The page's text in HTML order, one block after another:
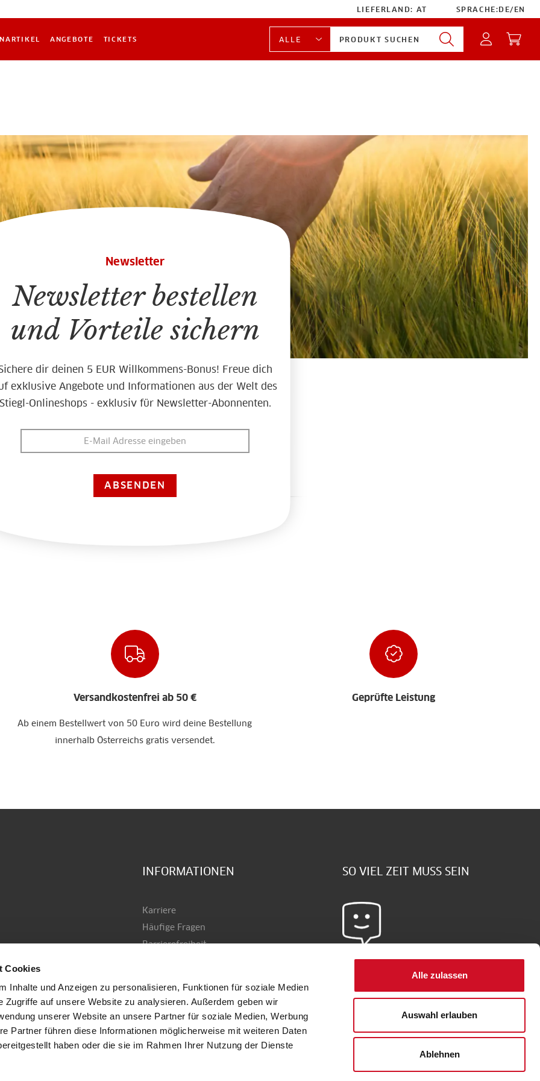
Cookies
Inhalte und Anzeigen zu personalisieren, Funktionen für soziale Medien
Zugriffe auf unsere Website zu analysieren. Außerdem geben wir
unserer Website an unsere Partner für soziale Medien, Werbung
Partner führen diese Informationen möglicherweise mit weiteren Daten
haben oder die sie im Rahmen Ihrer Nutzung der Dienste
Alle zulassen
Auswahl erlauben
Ablehnen
LIEFERLAND: AT SPRACHE:DE/EN
ANGEBOTE TICKETS
Newsletter
Newsletter bestellen
und Vorteile sichern
dir deinen 5 EUR Willkommens-Bonus! Freue dich
exklusive Angebote und Informationen aus der Welt des
Onlineshops - exklusiv für Newsletter-Abonnenten.
Versandkostenfrei ab 50 €
Ab einem Bestellwert von 50 Euro wird deine Bestellung
innerhalb Österreichs gratis versendet.
Geprüfte Leistung
INFORMATIONEN
Karriere
Häufige Fragen
Barrierefreiheit
Versand & Zahlung
Impressum
Kontakt
stiegl.at
SO VIEL ZEIT MUSS SEIN
Sie haben Fragen?
Schreiben Sie uns doch -hiergehts zum